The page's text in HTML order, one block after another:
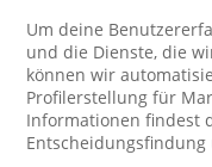
Um deine
und die Dienste, die
können wir
Profilerstellung für
Informationen findest